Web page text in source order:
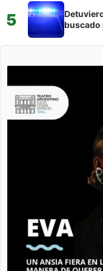
5
buscado